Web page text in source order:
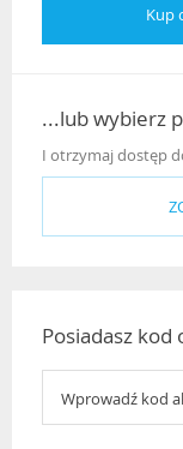
Kup
...lub wybierz
I otrzymaj dostęp
Posiadasz kod